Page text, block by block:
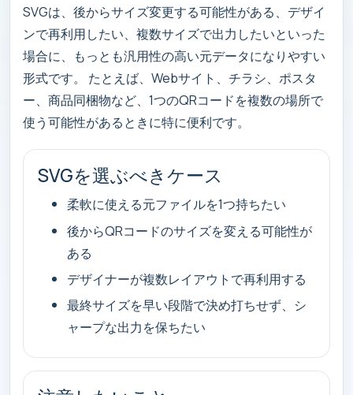
SVGは、後からサイズ変更する可能性がある、デザイ
ンで再利用したい、複数サイズで出力したいといった
場合に、もっとも汎用性の高い元データになりやすい
形式です。 たとえば、Webサイト、チラシ、ポスタ
ー、商品同梱物など、1つのQRコードを複数の場所で
使う可能性があるときに特に便利です。
SVGを選ぶべきケース
柔軟に使える元ファイルを1つ持ちたい
後からQRコードのサイズを変える可能性が
ある
デザイナーが複数レイアウトで再利用する
最終サイズを早い段階で決め打ちせず、シ
ャープな出力を保ちたい